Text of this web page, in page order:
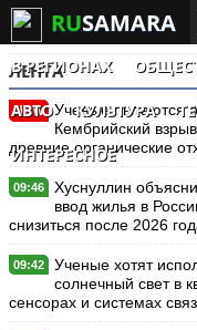
RUSAMARA
В РЕГИОНАХ
АВТО КУЛЬТУРА
ИНТЕРЕСНОЕ
ЛЕНТА
New
Ученые пытаются
Кембрийский
древние органические
09:46
Хуснуллин
ввод жилья в
снизиться после 2026
09:42
Ученые хотят
солнечный свет в
сенсорах и системах